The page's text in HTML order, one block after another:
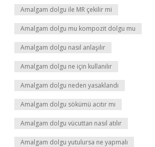
Amalgam dolgu ile MR çekilir mi
Amalgam dolgu mu kompozit dolgu mu
Amalgam dolgu nasıl anlaşılır
Amalgam dolgu ne için kullanılır
Amalgam dolgu neden yasaklandı
Amalgam dolgu sökümü acıtır mı
Amalgam dolgu vücuttan nasıl atılır
Amalgam dolgu yutulursa ne yapmalı